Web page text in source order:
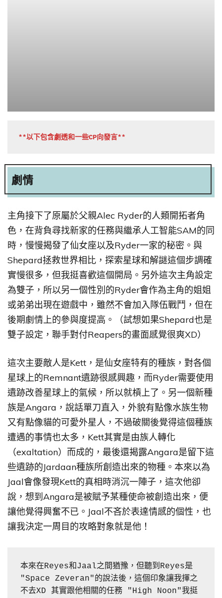
**以下包含劇透和一些CP向發言**
劇情
主角接下了原屬於父親Alec Ryder的人類開拓者角
色，在背負尋找新家的任務與繼承人工智能SAM的同
時，慢慢揭發了仙女座以及Ryder一家的秘密。與
Shepard拯救世界相比，探索星球和解謎這個步調確
實慢很多，但我挺喜歡這個開局。另外這次主角設定
為雙子，所以另一個性別的Ryder會作為主角的姐姐
或弟弟出現在遊戲中，雖然不會加入隊伍戰鬥，但在
後期劇情上的參與度提高。（試想如果Shepard也是
雙子設定，聯手對付Reapers的畫面感覺很爽XD）
這次主要敵人是Kett，是仙女座特有的種族，對各個
星球上的Remnant遺跡很感興趣，而Ryder需要使用
遺跡改善星球上的氣候，所以就槓上了。另一個新種
族是Angara，說話單刀直入，外貌有點像水族生物
又有點像貓的可愛外星人，不過破關後覺得這個種族
遭遇的事情也太多，Kett其實是由族人轉化
（exaltation）而成的，最後還揭露Angara是留下這
些遺跡的Jardaan種族所創造出來的物種。本來以為
Jaal會像發現Kett的真相時消沉一陣子，這次他卻
說，想到Angara是被賦予某種使命被創造出來，便
讓他覺得興奮不已。Jaal不吝於表達情感的個性，也
讓我決定一周目的攻略對象就是他！
本來在Reyes和Jaal之間猶豫，但聽到Reyes是
"Space Zeveran"的說法後，這個印象讓我揮之
不去XD 其實跟他相關的任務 "High Noon"我挺